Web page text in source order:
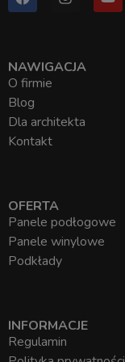
NAWIGACJA
O firmie
Blog
Dla architekta
Kontakt
OFERTA
Panele podłogowe
Panele winylowe
Podkłady
INFORMACJE
Regulamin